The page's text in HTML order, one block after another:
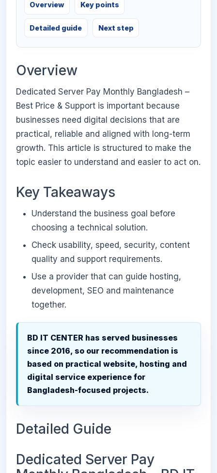
Overview Key points
Detailed guide Next step
Overview
Dedicated Server Pay Monthly Bangladesh –
Best Price & Support is important because
businesses need digital decisions that are
practical, reliable and aligned with long-term
growth. This article is structured to make the
topic easier to understand and easier to act on.
Key Takeaways
Understand the business goal before
choosing a technical solution.
Check usability, speed, security, content
quality and support requirements.
Use a provider that can guide hosting,
development, SEO and maintenance
together.
BD IT CENTER has served businesses
since 2016, so our recommendation is
based on practical website, hosting and
digital service experience for
Bangladesh-focused projects.
Detailed Guide
Dedicated Server Pay